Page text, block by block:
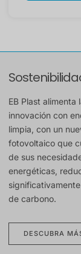
EB Plast alimenta
innovación con
limpia, con un
fotovoltaico que
de sus
energéticas,
de carbono.
DESCUBRA